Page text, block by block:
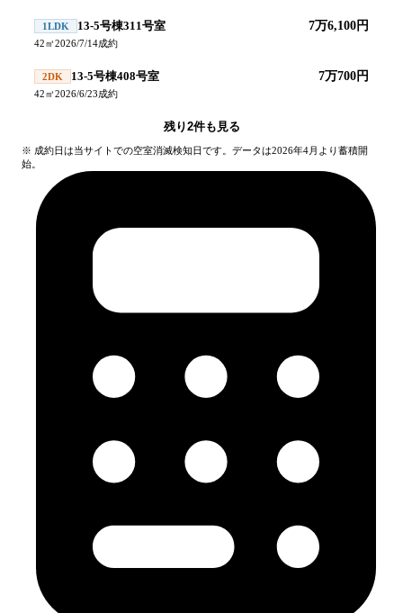
1LDK 13-5号棟311号室 7万6,100円
42㎡2026/7/14成約
2DK 13-5号棟408号室 7万700円
42㎡2026/6/23成約
残り2件も見る
※ 成約日は当サイトでの空室消滅検知日です。データは2026年4月より蓄積開
始。